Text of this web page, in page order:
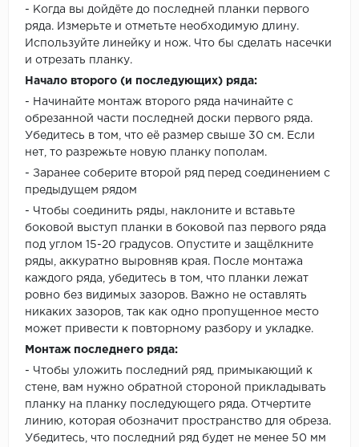
- Когда вы дойдёте до последней планки первого
ряда. Измерьте и отметьте необходимую длину.
Используйте линейку и нож. Что бы сделать насечки
и отрезать планку.
Начало второго (и последующих) ряда:
- Начинайте монтаж второго ряда начинайте с
обрезанной части последней доски первого ряда.
Убедитесь в том, что её размер свыше 30 см. Если
нет, то разрежьте новую планку пополам.
- Заранее соберите второй ряд перед соединением с
предыдущем рядом
- Чтобы соединить ряды, наклоните и вставьте
боковой выступ планки в боковой паз первого ряда
под углом 15-20 градусов. Опустите и защёлкните
ряды, аккуратно выровняв края. После монтажа
каждого ряда, убедитесь в том, что планки лежат
ровно без видимых зазоров. Важно не оставлять
никаких зазоров, так как одно пропущенное место
может привести к повторному разбору и укладке.
Монтаж последнего ряда:
- Чтобы уложить последний ряд, примыкающий к
стене, вам нужно обратной стороной прикладывать
планку на планку последующего ряда. Отчертите
линию, которая обозначит пространство для обреза.
Убедитесь, что последний ряд будет не менее 50 мм